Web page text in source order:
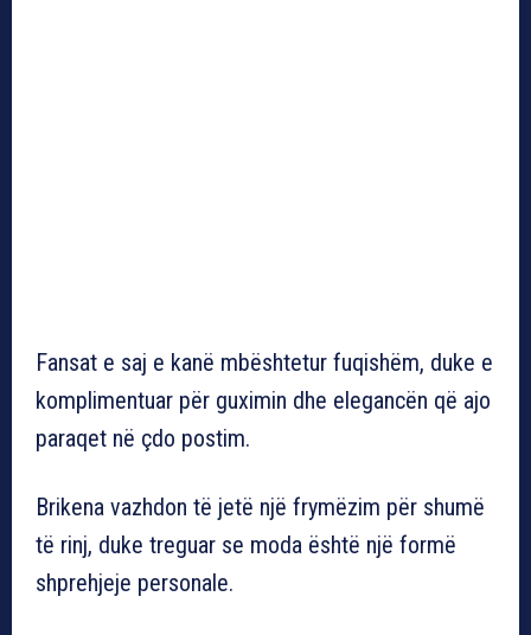
Fansat e saj e kanë mbështetur fuqishëm, duke e
komplimentuar për guximin dhe elegancën që ajo
paraqet në çdo postim.
Brikena vazhdon të jetë një frymëzim për shumë
të rinj, duke treguar se moda është një formë
shprehjeje personale.